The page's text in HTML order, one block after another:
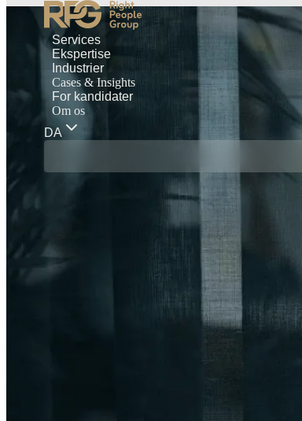
Services
Ekspertise
Industrier
Cases & Insights
For kandidater
Om os
DA